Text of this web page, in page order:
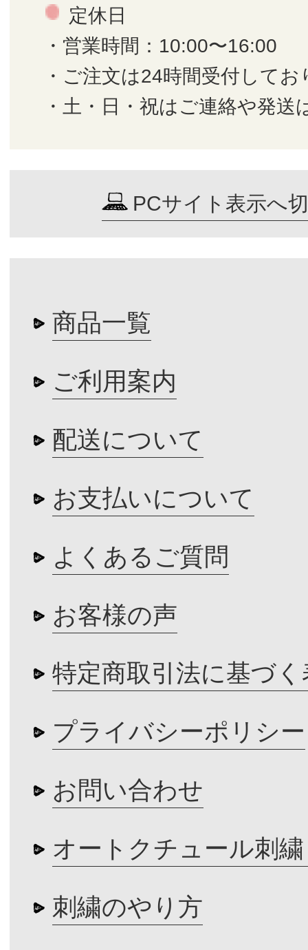
定休日
・営業時間：10:00〜16:00
・ご注文は24時間受付してお
・土・日・祝はご連絡や発送
PCサイト表示へ
商品一覧
ご利用案内
配送について
お支払いについて
よくあるご質問
お客様の声
特定商取引法に基づく
プライバシーポリシー
お問い合わせ
オートクチュール刺
刺繍のやり方